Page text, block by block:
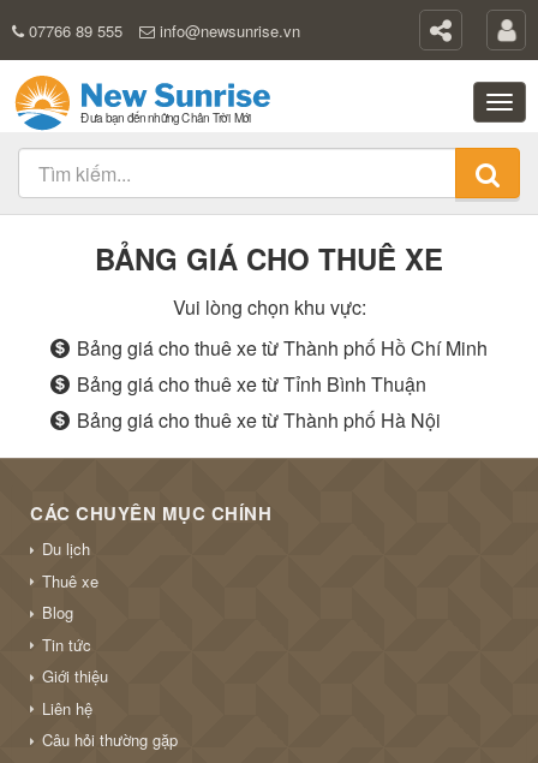
07766 89 555 info@newsunrise.vn
BẢNG GIÁ CHO THUÊ XE
Vui lòng chọn khu vực:
Bảng giá cho thuê xe từ Thành phố Hồ Chí Minh
Bảng giá cho thuê xe từ Tỉnh Bình Thuận
Bảng giá cho thuê xe từ Thành phố Hà Nội
CÁC CHUYÊN MỤC CHÍNH
Du lịch
Thuê xe
Blog
Tin tức
Giới thiệu
Liên hệ
Câu hỏi thường gặp